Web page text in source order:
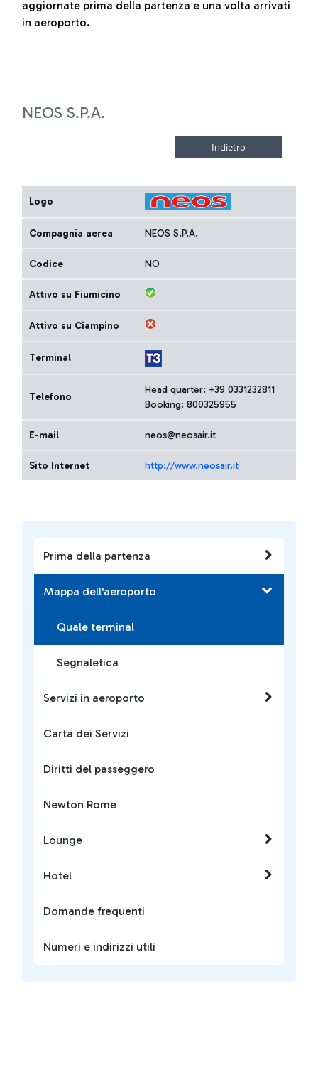
Prima della partenza
Mappa dell'aeroporto
Quale terminal
Segnaletica
Servizi in aeroporto
Carta dei Servizi
Diritti del passeggero
Newton Rome
Lounge
Hotel
Domande frequenti
Numeri e indirizzi utili
aggiornate prima della partenza e una volta arrivati
in aeroporto.
NEOS S.P.A.
Logo
Compagnia aerea NEOS S.P.A.
Codice NO
Attivo su Fiumicino
Attivo su Ciampino
Terminal
Telefono
Head quarter: +39 0331232811
Booking: 800325955
E-mail neos@neosair.it
Sito Internet http://www.neosair.it